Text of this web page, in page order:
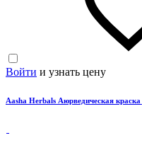
Войти и узнать цену
Aasha Herbals Аюрведическая